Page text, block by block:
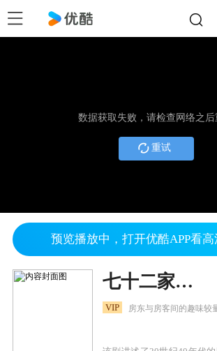
数据获取失败，请检查网络之后
重试
预览播放中，打开优酷APP看高
七十二家房客 第三部
VIP 房东与房客间的趣味较